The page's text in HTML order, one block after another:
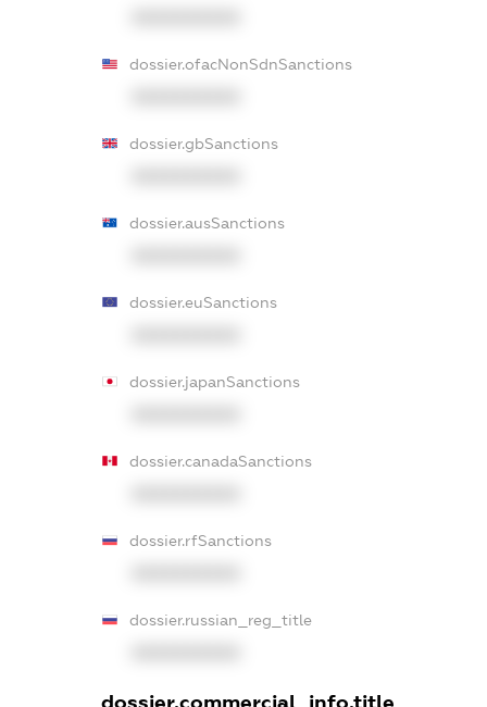
dossier.ofacNonSdnSanctions
dossier.gbSanctions
dossier.ausSanctions
dossier.euSanctions
dossier.japanSanctions
dossier.canadaSanctions
dossier.rfSanctions
dossier.russian_reg_title